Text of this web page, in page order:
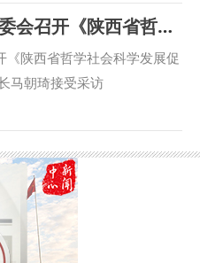
最高人民检察院国际合作局
治与国别检察司法研究中
国别检察研究、国际刑事司
务专家的交流互动，建立常态
础性理论和实践难题开展联
涉外检察智库。 刘志远表
作高度重视，西北政法大学
领域取得了突出的成绩。涉
记、校长范九利出席会议并致
养基地”揭牌。西安中院审判
法大学副校长张荣刚签署《涉
》（简称《协议》）。 西
辞。他指出，西安作为“一
型对外开放的新前沿，涉外
。西安法院必须紧扣以审判工
的时代课题，立足全国大
，为推动“一带一路”国际商
建设高质量发展，营造市场
的司法动能。涉外法治人才
【起点新闻】省人大常委会召开《陕西省哲学社会科学发展促进条例》新闻发布会 我校副校长马朝琦接受采访
《陕西省哲学社会科学发展促
马朝琦接受采访
share/content/10654306